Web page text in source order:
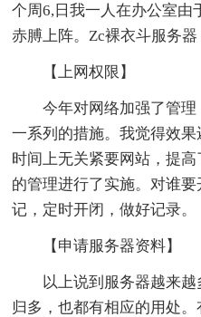
个周6,日我一人在办公室由
赤膊上阵。Zc裸衣斗服务器
【上网权限】
今年对网络加强了管
一系列的措施。我觉得效
时间上无关紧要网站，提
的管理进行了实施。对谁
记，定时开闭，做好记录。
【申请服务器资料】
以上说到服务器越来
归多，也都有相应的用处